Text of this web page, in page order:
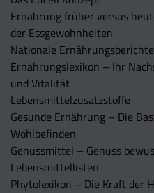
Ernährung früher versus
der Essgewohnheiten
Nationale Ernährungsberichte
Ernährungslexikon – Ihr
und Vitalität
Lebensmittelzusatzstoffe
Gesunde Ernährung – Die
Wohlbefinden
Genussmittel – Genuss
Lebensmittellisten
Phytolexikon – Die Kraft der